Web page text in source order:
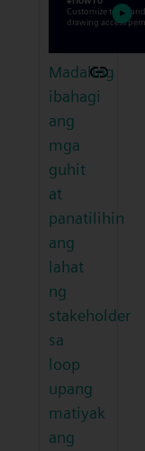
Madaling
ibahagi
ang
mga
guhit
at
panatilihin
ang
lahat
ng
stakeholder
sa
loop
upang
matiyak
ang